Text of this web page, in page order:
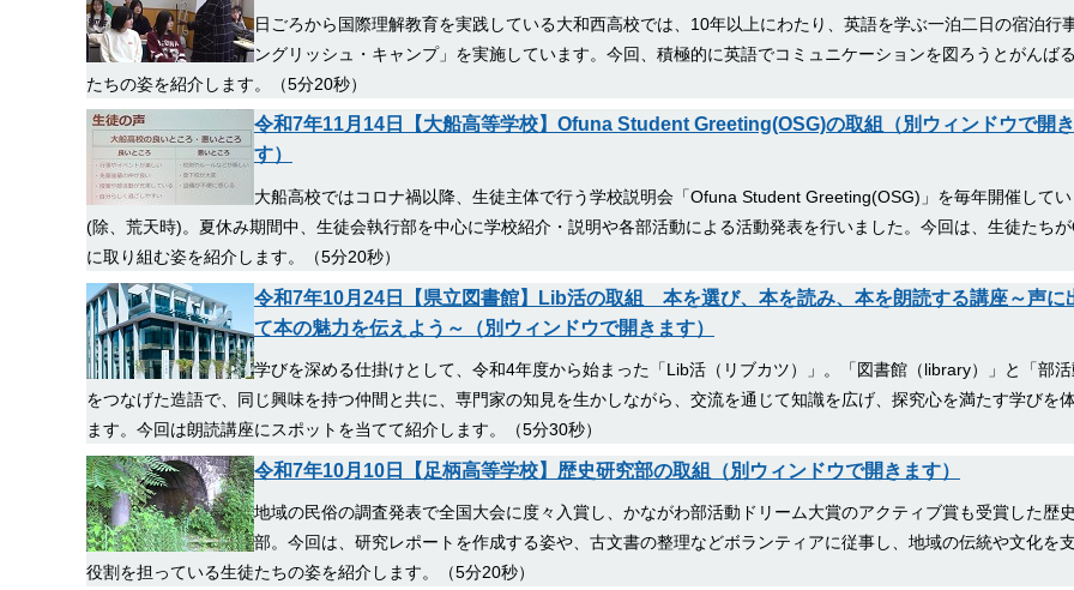
日ごろから国際理解教育を実践している大和西高校では、10年以上にわたり、英語を学ぶ一泊二日の宿泊行
ングリッシュ・キャンプ」を実施しています。今回、積極的に英語でコミュニケーションを図ろうとがんば
たちの姿を紹介します。（5分20秒）
令和7年11月14日【大船高等学校】Ofuna Student Greeting(OSG)の取組（別ウィンドウで開
す）
大船高校ではコロナ禍以降、生徒主体で行う学校説明会「Ofuna Student Greeting(OSG)」を毎年開催してい
(除、荒天時)。夏休み期間中、生徒会執行部を中心に学校紹介・説明や各部活動による活動発表を行いました。今回は、生徒たちが
に取り組む姿を紹介します。（5分20秒）
令和7年10月24日【県立図書館】Lib活の取組 本を選び、本を読み、本を朗読する講座～声に
て本の魅力を伝えよう～（別ウィンドウで開きます）
学びを深める仕掛けとして、令和4年度から始まった「Lib活（リブカツ）」。「図書館（library）」と「部活
をつなげた造語で、同じ興味を持つ仲間と共に、専門家の知見を生かしながら、交流を通じて知識を広げ、探究心を満たす学びを
ます。今回は朗読講座にスポットを当てて紹介します。（5分30秒）
令和7年10月10日【足柄高等学校】歴史研究部の取組（別ウィンドウで開きます）
地域の民俗の調査発表で全国大会に度々入賞し、かながわ部活動ドリーム大賞のアクティブ賞も受賞した歴
部。今回は、研究レポートを作成する姿や、古文書の整理などボランティアに従事し、地域の伝統や文化を
役割を担っている生徒たちの姿を紹介します。（5分20秒）